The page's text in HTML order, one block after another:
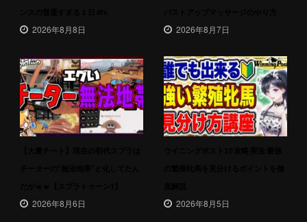
2026年8月8日 2026年8月7日
2026年8月6日 2026年8月5日